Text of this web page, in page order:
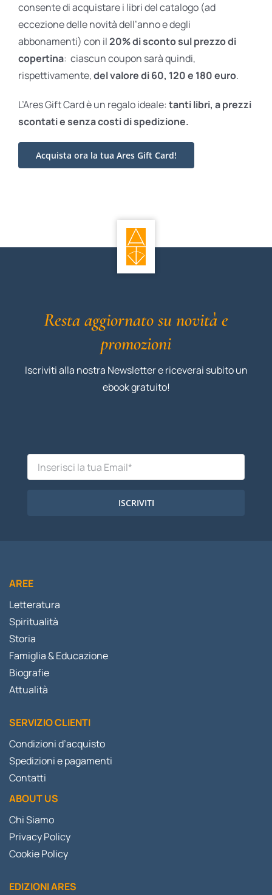
consente di acquistare i libri del catalogo (ad
eccezione delle novità dell’anno e degli
abbonamenti) con il20% di sconto sul prezzo di
copertina: ciascun coupon sarà quindi,
rispettivamente,del valore di 60, 120 e 180 euro.
L’Ares Gift Card è un regalo ideale: tanti libri, a prezzi
scontati esenza costi di spedizione.
Acquista ora la tua Ares Gift Card!
Resta aggiornato su novità e
promozioni
Iscriviti alla nostra Newsletter e riceverai subito un
ebook gratuito!
ISCRIVITI
AREE
Letteratura
Spiritualità
Storia
Famiglia & Educazione
Biografie
Attualità
SERVIZIO CLIENTI
Condizioni d’acquisto
Spedizioni e pagamenti
Contatti
ABOUT US
Chi Siamo
Privacy Policy
Cookie Policy
EDIZIONI ARES